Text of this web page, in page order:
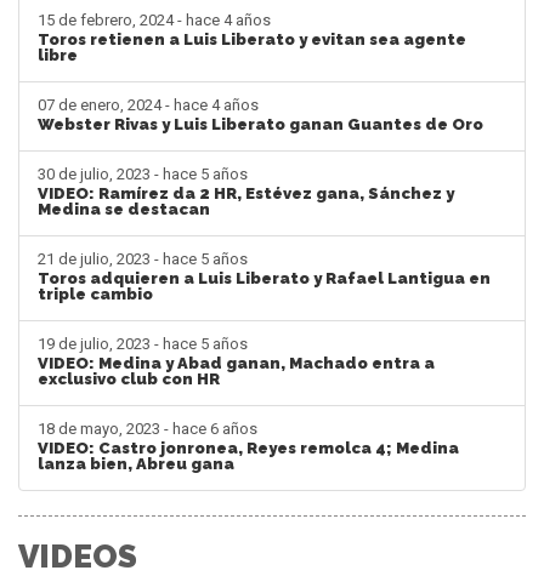
15 de febrero, 2024 - hace 4 años
Toros retienen a Luis Liberato y evitan sea agente
libre
07 de enero, 2024 - hace 4 años
Webster Rivas y Luis Liberato ganan Guantes de Oro
30 de julio, 2023 - hace 5 años
VIDEO: Ramírez da 2 HR, Estévez gana, Sánchez y
Medina se destacan
21 de julio, 2023 - hace 5 años
Toros adquieren a Luis Liberato y Rafael Lantigua en
triple cambio
19 de julio, 2023 - hace 5 años
VIDEO: Medina y Abad ganan, Machado entra a
exclusivo club con HR
18 de mayo, 2023 - hace 6 años
VIDEO: Castro jonronea, Reyes remolca 4; Medina
lanza bien, Abreu gana
VIDEOS